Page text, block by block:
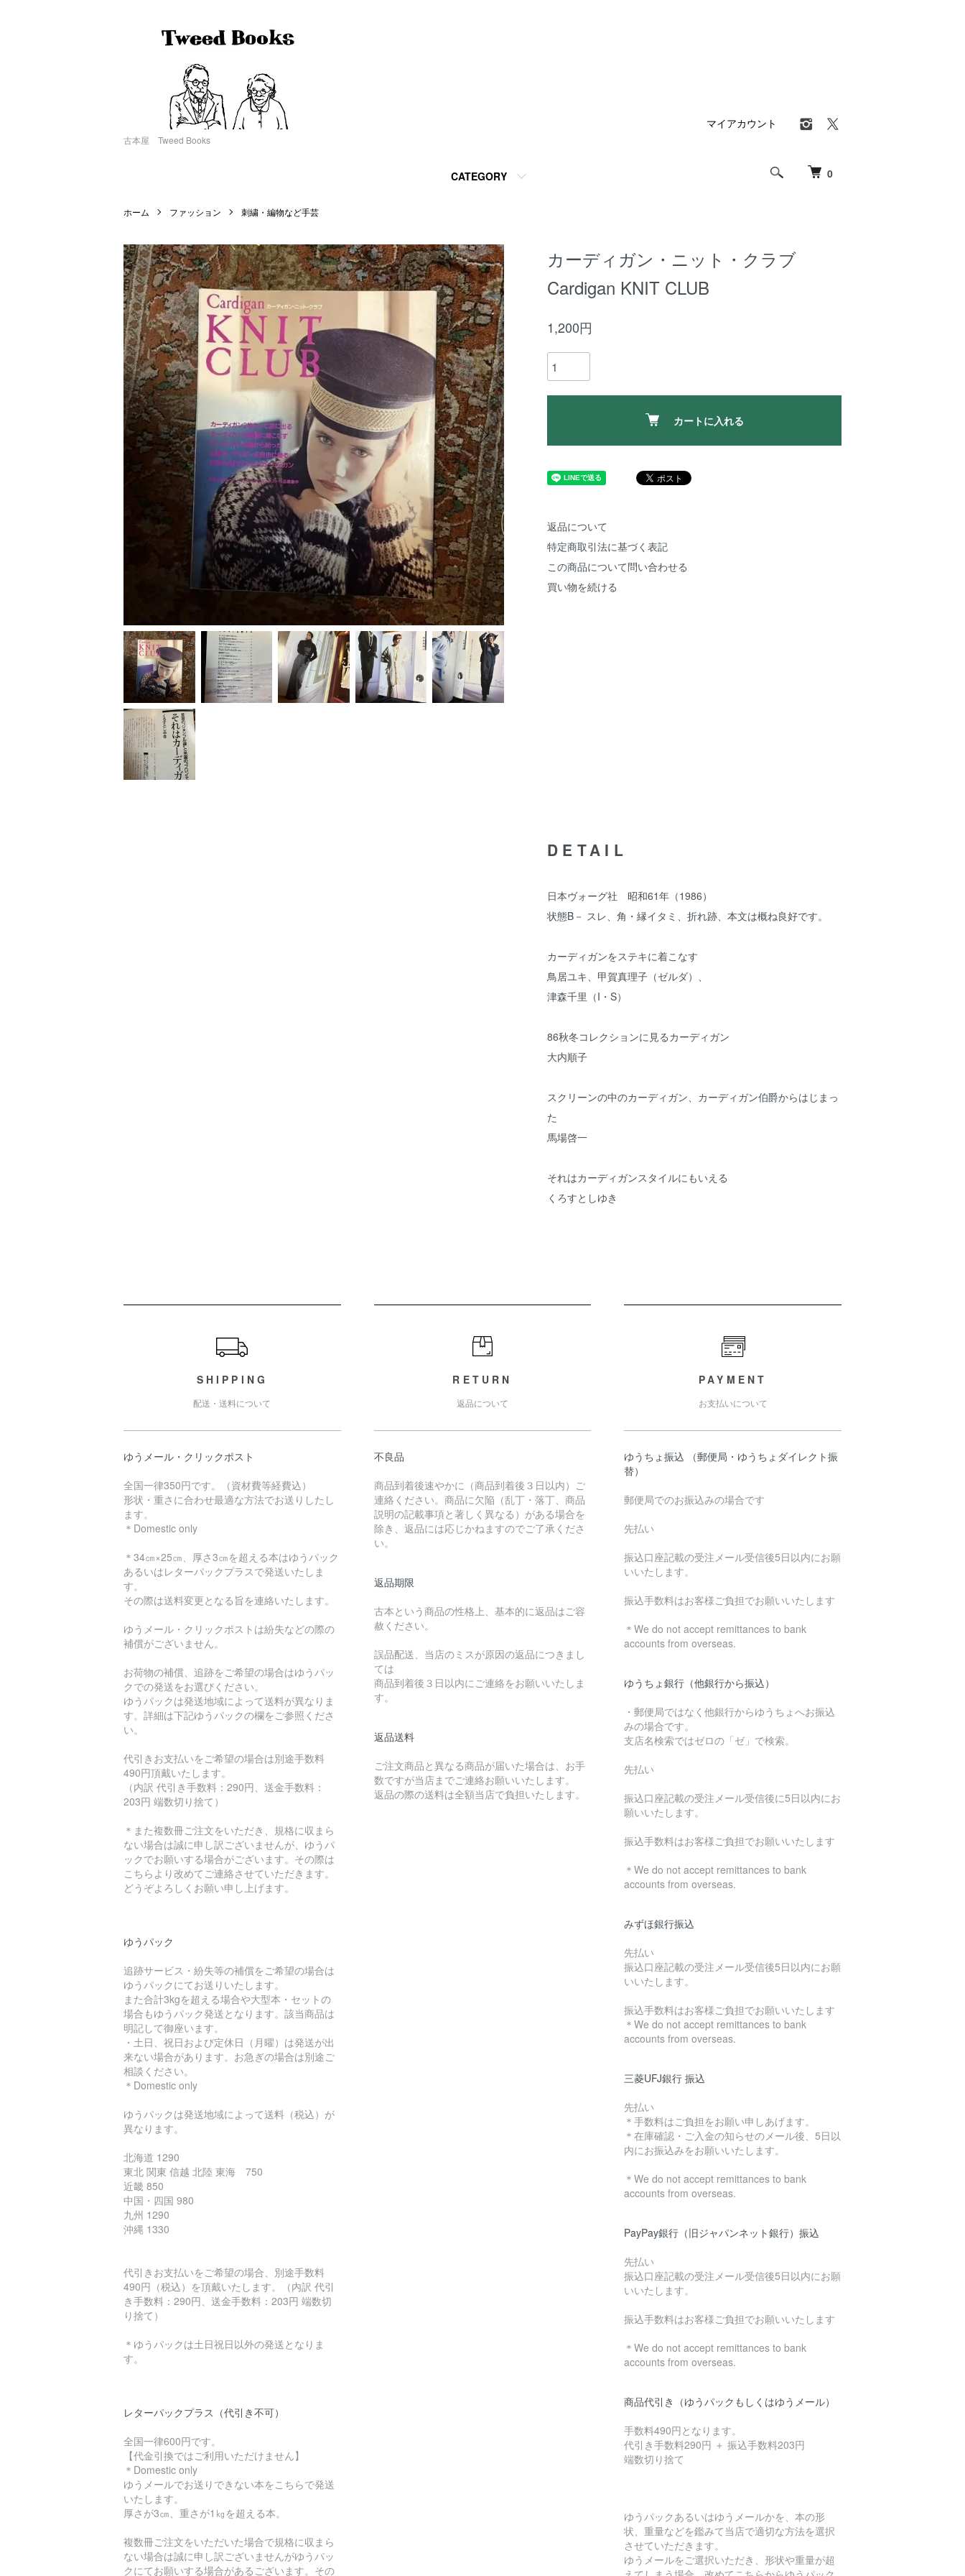
古本屋 Tweed Books
0
CATEGORY
マイアカウント
ホーム ファッション 刺繍・編物など手芸
カーディガン・ニット・クラブ
Cardigan KNIT CLUB
1,200円
カートに入れる
返品について
特定商取引法に基づく表記
この商品について問い合わせる
買い物を続ける
DETAIL
日本ヴォーグ社 昭和61年（1986）
状態B－ スレ、角・縁イタミ、折れ跡、本文は概ね良好です。
カーディガンをステキに着こなす
鳥居ユキ、甲賀真理子（ゼルダ）、
津森千里（I・S）
86秋冬コレクションに見るカーディガン
大内順子
スクリーンの中のカーディガン、カーディガン伯爵からはじまっ
た
馬場啓一
それはカーディガンスタイルにもいえる
くろすとしゆき
SHIPPING
配送・送料について
ゆうメール・クリックポスト
全国一律350円です。（資材費等経費込）
形状・重さに合わせ最適な方法でお送りしたし
ます。
＊Domestic only
＊34㎝×25㎝、厚さ3㎝を超える本はゆうパック
あるいはレターパックプラスで発送いたしま
す。
その際は送料変更となる旨を連絡いたします。
ゆうメール・クリックポストは紛失などの際の
補償がございません。
お荷物の補償、追跡をご希望の場合はゆうパッ
クでの発送をお選びください。
ゆうパックは発送地域によって送料が異なりま
す。詳細は下記ゆうパックの欄をご参照くださ
い。
代引きお支払いをご希望の場合は別途手数料
490円頂戴いたします。
（内訳 代引き手数料：290円、送金手数料：
203円 端数切り捨て）
＊また複数冊ご注文をいただき、規格に収まら
ない場合は誠に申し訳ございませんが、ゆうパ
ックでお願いする場合がございます。その際は
こちらより改めてご連絡させていただきます。
どうぞよろしくお願い申し上げます。
ゆうパック
追跡サービス・紛失等の補償をご希望の場合は
ゆうパックにてお送りいたします。
また合計3kgを超える場合や大型本・セットの
場合もゆうパック発送となります。該当商品は
明記して御座います。
・土日、祝日および定休日（月曜）は発送が出
来ない場合があります。お急ぎの場合は別途ご
相談ください。
＊Domestic only
ゆうパックは発送地域によって送料（税込）が
異なります。
北海道 1290
東北 関東 信越 北陸 東海 750
近畿 850
中国・四国 980
九州 1290
沖縄 1330
代引きお支払いをご希望の場合、別途手数料
490円（税込）を頂戴いたします。（内訳 代引
き手数料：290円、送金手数料：203円 端数切
り捨て）
＊ゆうパックは土日祝日以外の発送となりま
す。
レターパックプラス（代引き不可）
全国一律600円です。
【代金引換ではご利用いただけません】
＊Domestic only
ゆうメールでお送りできない本をこちらで発送
いたします。
厚さが3㎝、重さが1㎏を超える本。
複数冊ご注文をいただいた場合で規格に収まら
ない場合は誠に申し訳ございませんがゆうパッ
クにてお願いする場合があるございます。その
RETURN
返品について
不良品
商品到着後速やかに（商品到着後３日以内）ご
連絡ください。商品に欠陥（乱丁・落丁、商品
説明の記載事項と著しく異なる）がある場合を
除き、返品には応じかねますのでご了承くださ
い。
返品期限
古本という商品の性格上、基本的に返品はご容
赦ください。
誤品配送、当店のミスが原因の返品につきまし
ては
商品到着後３日以内にご連絡をお願いいたしま
す。
返品送料
ご注文商品と異なる商品が届いた場合は、お手
数ですが当店までご連絡お願いいたします。
返品の際の送料は全額当店で負担いたします。
PAYMENT
お支払いについて
ゆうちょ振込 （郵便局・ゆうちょダイレクト振
替）
郵便局でのお振込みの場合です
先払い
振込口座記載の受注メール受信後5日以内にお願
いいたします。
振込手数料はお客様ご負担でお願いいたします
＊We do not accept remittances to bank
accounts from overseas.
ゆうちょ銀行（他銀行から振込）
・郵便局ではなく他銀行からゆうちょへお振込
みの場合です。
支店名検索ではゼロの「ゼ」で検索。
先払い
振込口座記載の受注メール受信後に5日以内にお
願いいたします。
振込手数料はお客様ご負担でお願いいたします
＊We do not accept remittances to bank
accounts from overseas.
みずほ銀行振込
先払い
振込口座記載の受注メール受信後5日以内にお願
いいたします。
振込手数料はお客様ご負担でお願いいたします
＊We do not accept remittances to bank
accounts from overseas.
三菱UFJ銀行 振込
先払い
＊手数料はご負担をお願い申しあげます。
＊在庫確認・ご入金の知らせのメール後、5日以
内にお振込みをお願いいたします。
＊We do not accept remittances to bank
accounts from overseas.
PayPay銀行（旧ジャパンネット銀行）振込
先払い
振込口座記載の受注メール受信後5日以内にお願
いいたします。
振込手数料はお客様ご負担でお願いいたします
＊We do not accept remittances to bank
accounts from overseas.
商品代引き（ゆうパックもしくはゆうメール）
手数料490円となります。
代引き手数料290円 ＋ 振込手数料203円
端数切り捨て
ゆうパックあるいはゆうメールかを、本の形
状、重量などを鑑みて当店で適切な方法を選択
させていただきます。
ゆうメールをご選択いただき、形状や重量が超